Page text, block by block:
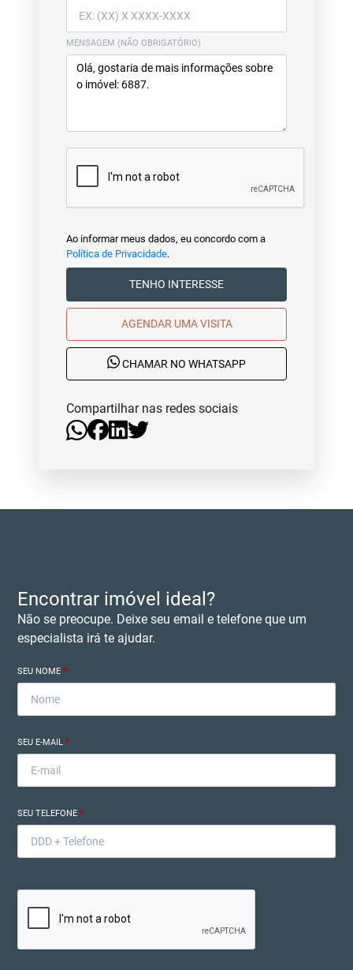
MENSAGEM (NÃO OBRIGATÓRIO)
Ao informar meus dados, eu concordo com a
Política de Privacidade.
TENHO INTERESSE
AGENDAR UMA VISITA
CHAMAR NO WHATSAPP
Compartilhar nas redes sociais
Encontrar imóvel ideal?
Não se preocupe. Deixe seu email e telefone que um
especialista irá te ajudar.
SEU NOME*
SEU E-MAIL*
SEU TELEFONE*